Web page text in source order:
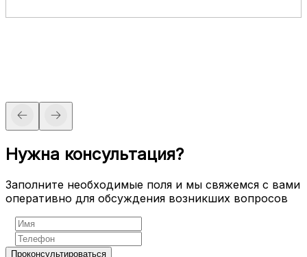
Нужна консультация?
Заполните необходимые поля и мы свяжемся с вами
оперативно для обсуждения возникших вопросов
Проконсультироваться